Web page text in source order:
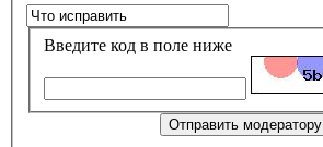
Введите код в поле ниже
Отправить модератору